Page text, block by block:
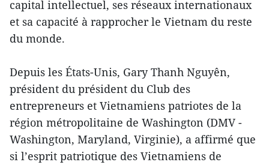
capital intellectuel, ses réseaux internationaux
et sa capacité à rapprocher le Vietnam du reste
du monde.
Depuis les États-Unis, Gary Thanh Nguyên,
président du président du Club des
entrepreneurs et Vietnamiens patriotes de la
région métropolitaine de Washington (DMV -
Washington, Maryland, Virginie), a affirmé que
si l’esprit patriotique des Vietnamiens de